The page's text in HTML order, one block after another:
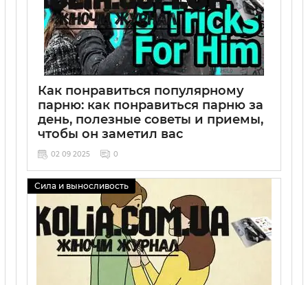
Как понравиться популярному
парню: как понравиться парню за
день, полезные советы и приемы,
чтобы он заметил вас
02 09 2025 0
Сила и выносливость